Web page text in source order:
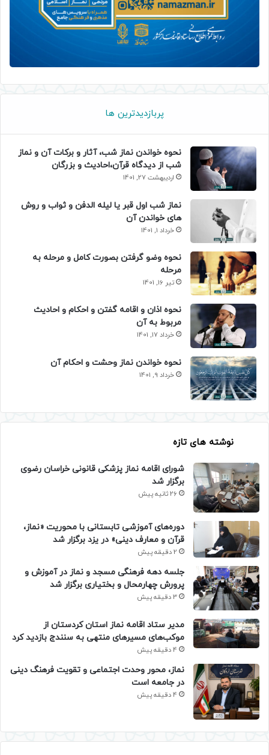
پربازدیدترین ها
نحوه خواندن نماز شب، آثار و برکات آن و نماز
شب از دیدگاه قرآن،احادیث و بزرگان
اردیبهشت 27, 1401
نماز شب اول قبر یا لیله الدفن و ثواب و روش
های خواندن آن
خرداد 1, 1401
نحوه وضو گرفتن بصورت کامل و مرحله به
مرحله
تیر 16, 1401
نحوه اذان و اقامه گفتن و احکام و احادیث
مربوط به آن
خرداد 17, 1401
نحوه خواندن نماز وحشت و احکام آن
خرداد 9, 1401
نوشته های تازه
شورای اقامه نماز پزشکی قانونی خراسان رضوی
برگزار شد
26 ثانیه پیش
دوره‌های آموزشی تابستانی با محوریت «نماز،
قرآن و معارف دینی» در یزد برگزار شد
2 دقیقه پیش
جلسه دهه فرهنگی مسجد و نماز در آموزش و
پرورش چهارمحال و بختیاری برگزار شد
3 دقیقه پیش
مدیر ستاد اقامه نماز استان کردستان از
موکب‌های مسیرهای منتهی به سنندج بازدید کرد
4 دقیقه پیش
نماز، محور وحدت اجتماعی و تقویت فرهنگ دینی
در جامعه است
4 دقیقه پیش